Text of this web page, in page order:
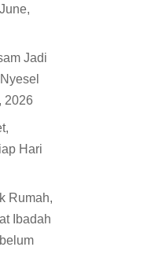
Jadi
2026
Hari
Rumah,
Ibadah